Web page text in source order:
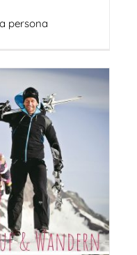
persona